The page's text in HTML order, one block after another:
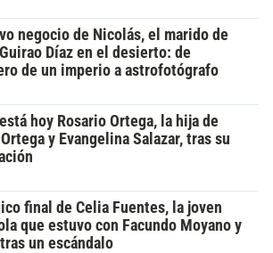
negocio de Nicolás, el marido de
Díaz en el desierto: de
de un imperio a astrofotógrafo
hoy Rosario Ortega, la hija de
y Evangelina Salazar, tras su
final de Celia Fuentes, la joven
que estuvo con Facundo Moyano y
un escándalo